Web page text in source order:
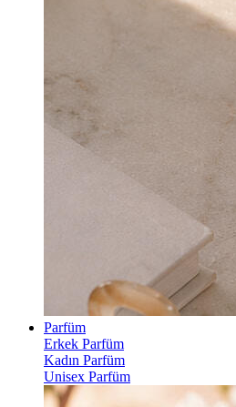
Parfüm
Erkek Parfüm
Kadın Parfüm
Unisex Parfüm